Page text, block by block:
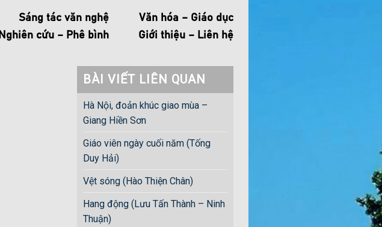
Sáng tác văn nghệ
Văn hóa – Giáo dục
Nghiên cứu – Phê bình
Giới thiệu – Liên hệ
BÀI VIẾT LIÊN QUAN
Hà Nội, đoản khúc giao mùa –
Giang Hiền Sơn
Giáo viên ngày cuối năm (Tống
Duy Hải)
Vệt sóng (Hào Thiện Chân)
Hang động (Lưu Tấn Thành – Ninh
Thuận)